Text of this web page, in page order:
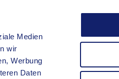
Medien
wir
Werbung
Daten